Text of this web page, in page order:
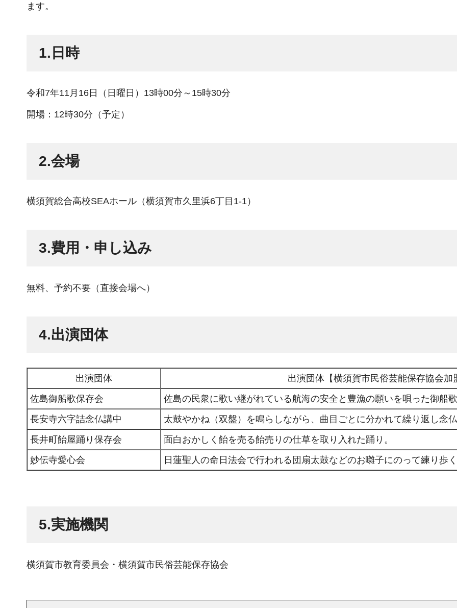
ます。
1.日時
令和7年11月16日（日曜日）13時00分～15時30分
開場：12時30分（予定）
2.会場
横須賀総合高校SEAホール（横須賀市久里浜6丁目1-1）
3.費用・申し込み
無料、予約不要（直接会場へ）
4.出演団体
出演団体
出演団体【横須賀市民俗芸能保存協会加
佐島御船歌保存会
佐島の民衆に歌い継がれている航海の安全と豊漁の願いを唄った御船歌
長安寺六字詰念仏講中
太鼓やかね（双盤）を鳴らしながら、曲目ごとに分かれて繰り返し念仏
長井町飴屋踊り保存会
面白おかしく飴を売る飴売りの仕草を取り入れた踊り。
妙伝寺愛心会
日蓮聖人の命日法会で行われる団扇太鼓などのお囃子にのって練り歩く
5.実施機関
横須賀市教育委員会・横須賀市民俗芸能保存協会